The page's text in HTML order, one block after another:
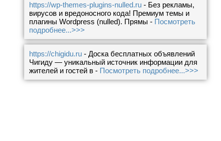
https://wp-themes-plugins-nulled.ru - Без рекламы,
вирусов и вредоносного кода! Премиум темы и
плагины Wordpress (nulled). Прямы - Посмотреть
подробнее...>>>
https://chigidu.ru - Доска бесплатных объявлений
Чигиду — уникальный источник информации для
жителей и гостей в - Посмотреть подробнее...>>>